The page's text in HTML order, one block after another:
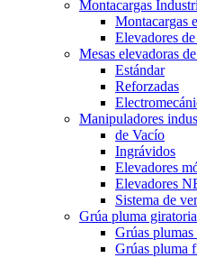
Montacargas
Montacargas
Elevadores
Mesas elevadoras
Estándar
Reforzadas
Manipuladores
de Vacío
Ingrávidos
Elevadores
Elevadores
Sistema de
Grúa pluma
Grúas
Grúas pluma